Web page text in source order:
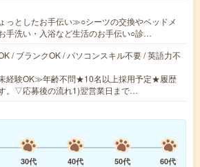
っとしたお手伝い≫○シーツの交換やベッドメ
手洗い・入浴など生活のお手伝い○診…
/ ブランクOK / パソコンスキル不要 / 英語力不
経験OK≫年齢不問★10名以上採用予定★履歴
。▽応募後の流れ1)翌営業日まで…
30代 40代 50代
60代